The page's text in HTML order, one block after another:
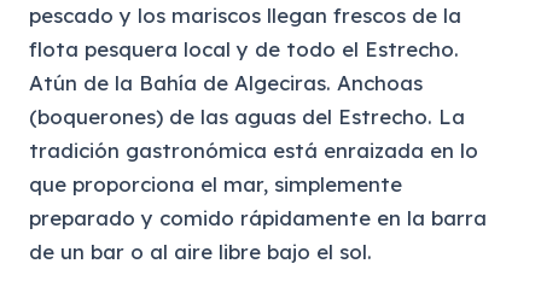
pescado y los mariscos llegan frescos de la
flota pesquera local y de todo el Estrecho.
Atún de la Bahía de Algeciras. Anchoas
(boquerones) de las aguas del Estrecho. La
tradición gastronómica está enraizada en lo
que proporciona el mar, simplemente
preparado y comido rápidamente en la barra
de un bar o al aire libre bajo el sol.